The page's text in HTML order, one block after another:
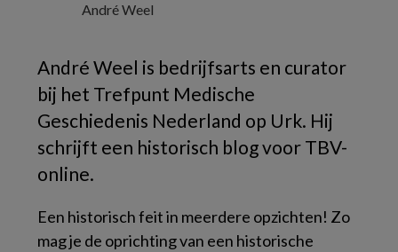
André Weel
André Weel is bedrijfsarts en curator
bij het Trefpunt Medische
Geschiedenis Nederland op Urk. Hij
schrijft een historisch blog voor TBV-
online.
Een historisch feit in meerdere opzichten! Zo
mag je de oprichting van een historische